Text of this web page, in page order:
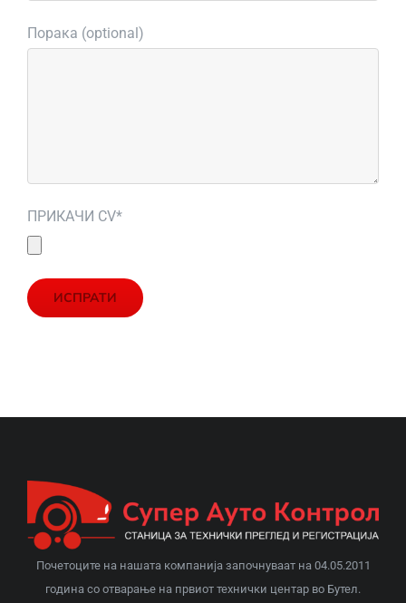
Порака (optional)
ПРИКАЧИ CV*
Почетоците на нашата компанија започнуваат на 04.05.2011
година со отварање на првиот технички центар во Бутел.